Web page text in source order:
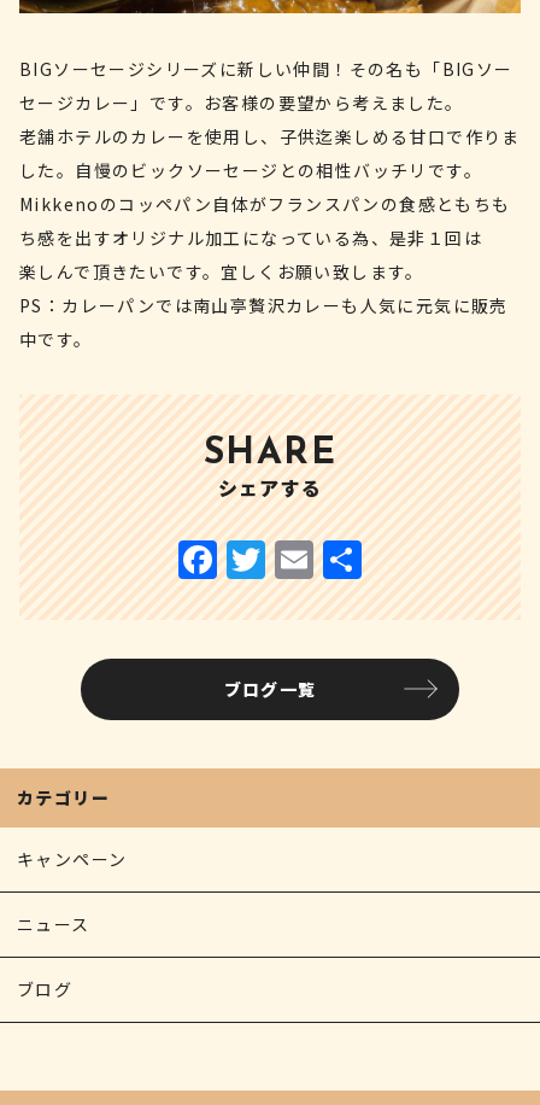
BIGソーセージシリーズに新しい仲間！その名も「BIGソー
セージカレー」です。お客様の要望から考えました。
老舗ホテルのカレーを使用し、子供迄楽しめる甘口で作りま
した。自慢のビックソーセージとの相性バッチリです。
Mikkenoのコッペパン自体がフランスパンの食感ともちも
ち感を出すオリジナル加工になっている為、是非１回は
楽しんで頂きたいです。宜しくお願い致します。
PS：カレーパンでは南山亭贅沢カレーも人気に元気に販売
中です。
SHARE
シェアする
ブログ一覧
カテゴリー
キャンペーン
ニュース
ブログ